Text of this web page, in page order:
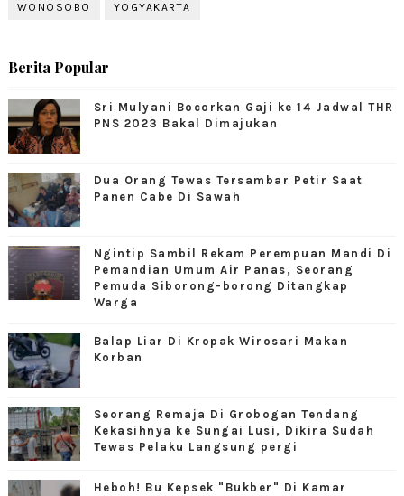
WONOSOBO YOGYAKARTA
Berita Popular
Sri Mulyani Bocorkan Gaji ke 14 Jadwal THR
PNS 2023 Bakal Dimajukan
Dua Orang Tewas Tersambar Petir Saat
Panen Cabe Di Sawah
Ngintip Sambil Rekam Perempuan Mandi Di
Pemandian Umum Air Panas, Seorang
Pemuda Siborong-borong Ditangkap
Warga
Balap Liar Di Kropak Wirosari Makan
Korban
Seorang Remaja Di Grobogan Tendang
Kekasihnya ke Sungai Lusi, Dikira Sudah
Tewas Pelaku Langsung pergi
Heboh! Bu Kepsek "Bukber" Di Kamar